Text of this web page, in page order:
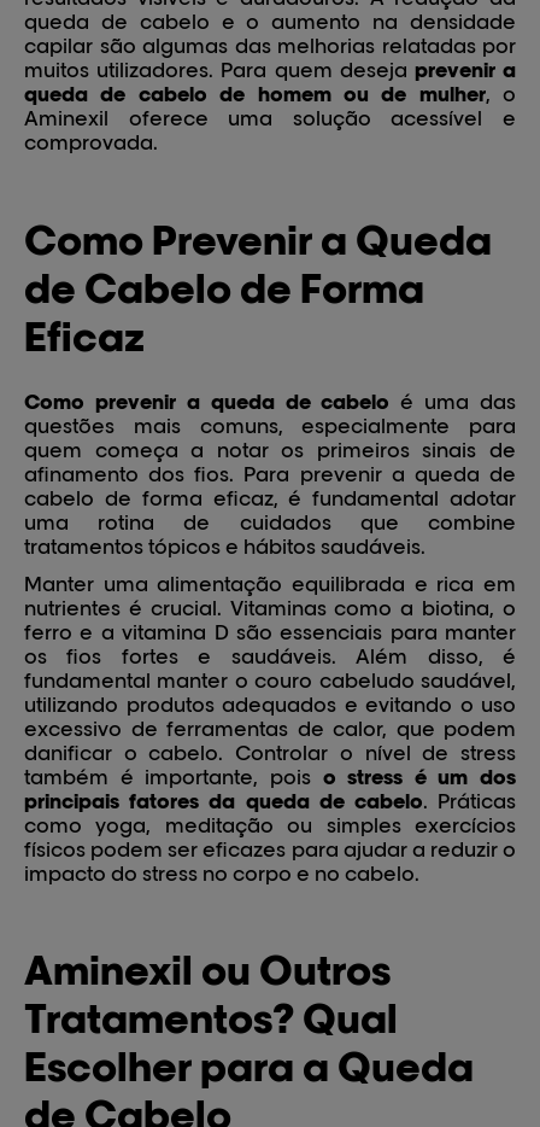
queda de cabelo e o aumento na densidade
capilar são algumas das melhorias relatadas por
muitos utilizadores. Para quem deseja prevenir a
queda de cabelo de homem ou de mulher, o
Aminexil oferece uma solução acessível e
comprovada.
Como Prevenir a Queda
de Cabelo de Forma
Eficaz
Como prevenir a queda de cabelo é uma das
questões mais comuns, especialmente para
quem começa a notar os primeiros sinais de
afinamento dos fios. Para prevenir a queda de
cabelo de forma eficaz, é fundamental adotar
uma rotina de cuidados que combine
tratamentos tópicos e hábitos saudáveis.
Manter uma alimentação equilibrada e rica em
nutrientes é crucial. Vitaminas como a biotina, o
ferro e a vitamina D são essenciais para manter
os fios fortes e saudáveis. Além disso, é
fundamental manter o couro cabeludo saudável,
utilizando produtos adequados e evitando o uso
excessivo de ferramentas de calor, que podem
danificar o cabelo. Controlar o nível de stress
também é importante, pois o stress é um dos
principais fatores da queda de cabelo. Práticas
como yoga, meditação ou simples exercícios
físicos podem ser eficazes para ajudar a reduzir o
impacto do stress no corpo e no cabelo.
Aminexil ou Outros
Tratamentos? Qual
Escolher para a Queda
de Cabelo